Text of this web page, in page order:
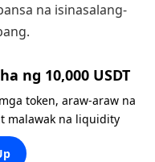
na isinasalang-
ng 10,000 USDT
token, araw-araw na
malawak na liquidity